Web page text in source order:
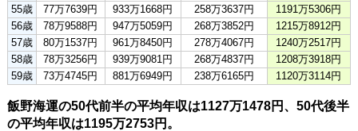
55歳
77万7639円 933万1668円 258万3637円
1191万5306円
56歳
78万9588円 947万5059円 268万3852円
1215万8912円
57歳
80万1537円 961万8450円 278万4067円
1240万2517円
58歳
78万3256円 939万9081円 268万4837円
1208万3918円
59歳
73万4745円 881万6949円 238万6165円 1120万3114円
飯野海運の50代前半の平均年収は1127万1478円、50代後半
の平均年収は1195万2753円。